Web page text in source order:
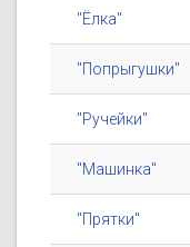
"Ёлка"
"Попрыгушки"
"Ручейки"
"Машинка"
"Прятки"